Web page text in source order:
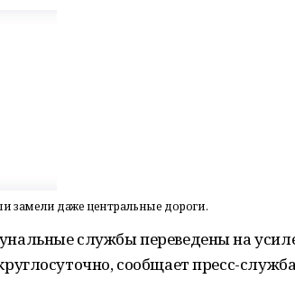
замели даже центральные дороги.
службы переведены на
сообщает пресс-